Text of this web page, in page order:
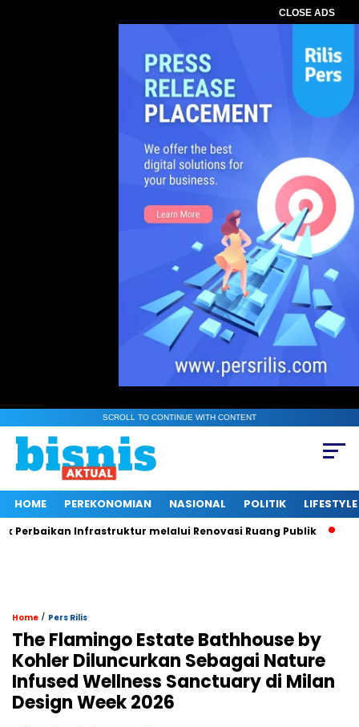
CLOSE ADS
SCROLL TO CONTINUE WITH CONTENT
HOME PEREKONOMIAN NASIONAL POLITIK LIFESTYLE
Infrastruktur melalui Renovasi Ruang Publik Musim Mas
Home / Pers Rilis
The Flamingo Estate Bathhouse by
Kohler Diluncurkan Sebagai Nature
Infused Wellness Sanctuary di Milan
Design Week 2026